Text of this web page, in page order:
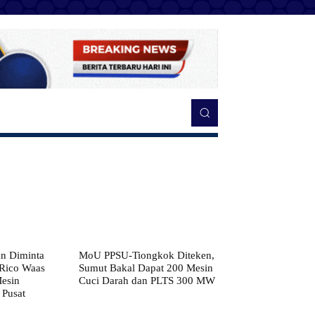
Diminta
Waas
MoU PPSU-Tiongkok Diteken,
Sumut Bakal Dapat 200 Mesin
Cuci Darah dan PLTS 300 MW